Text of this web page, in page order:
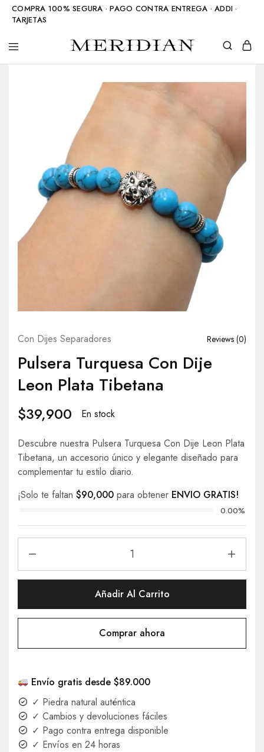
COMPRA 100% SEGURA · PAGO CONTRA ENTREGA · ADDI ·
TARJETAS
Meridian
Accesorios
Con Dijes Separadores Reviews (0)
Pulsera Turquesa Con Dije
Leon Plata Tibetana
$39,900 En stock
Descubre nuestra Pulsera Turquesa Con Dije Leon Plata
Tibetana, un accesorio único y elegante diseñado para
complementar tu estilo diario.
¡Solo te faltan $90,000 para obtener ENVIO GRATIS!
0.00%
Añadir Al Carrito
Comprar ahora
Envío gratis desde $89.000
✓ Piedra natural auténtica
✓ Cambios y devoluciones fáciles
✓ Pago contra entrega disponible
✓ Envíos en 24 horas